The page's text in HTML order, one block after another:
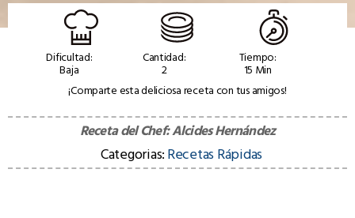
Dificultad:
Baja
Cantidad:
2
Tiempo:
15 Min
¡Comparte esta deliciosa receta con tus amigos!
Receta del Chef:Alcides Hernández
Categorias:Recetas Rápidas